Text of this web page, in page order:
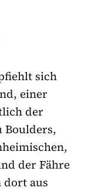
sich
einer
der
Boulders,
der Fähre
dort aus